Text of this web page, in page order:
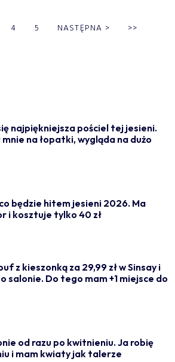
4 5 NASTĘPNA > >>
najpiękniejsza pościel tej jesieni.
na łopatki, wygląda na dużo
będzie hitem jesieni 2026. Ma
i kosztuje tylko 40 zł
z kieszonką za 29,99 zł w Sinsay i
salonie. Do tego mam +1 miejsce do
od razu po kwitnieniu. Ja robię
i mam kwiaty jak talerze